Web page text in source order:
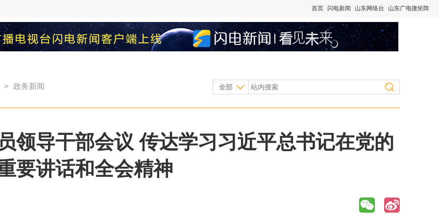
首页 闪电新闻 山东网络台 山东广电微矩阵
> 政务新闻 全部
领导干部会议 传达学习习近平总书记在党的
要讲话和全会精神